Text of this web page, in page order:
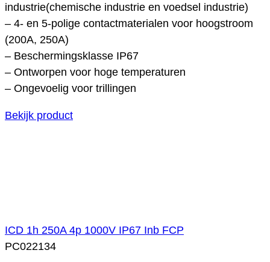
industrie(chemische industrie en voedsel industrie)
– 4- en 5-polige contactmaterialen voor hoogstroom
(200A, 250A)
– Beschermingsklasse IP67
– Ontworpen voor hoge temperaturen
– Ongevoelig voor trillingen
Bekijk product
ICD 1h 250A 4p 1000V IP67 Inb FCP
PC022134